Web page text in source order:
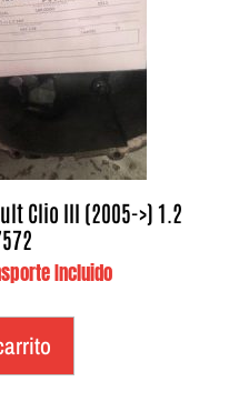
Clio III (2005->) 1.2
Incluido